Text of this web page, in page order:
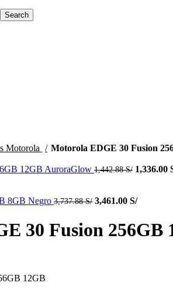
Search
Motorola Motorola EDGE 30 Fusion
12GB AuroraGlow 1,442.88S/ 1,336.00
8GB Negro 3,737.88S/ 3,461.00 S/
30 Fusion 256GB
12GB